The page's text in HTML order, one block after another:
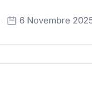
6 Novembre